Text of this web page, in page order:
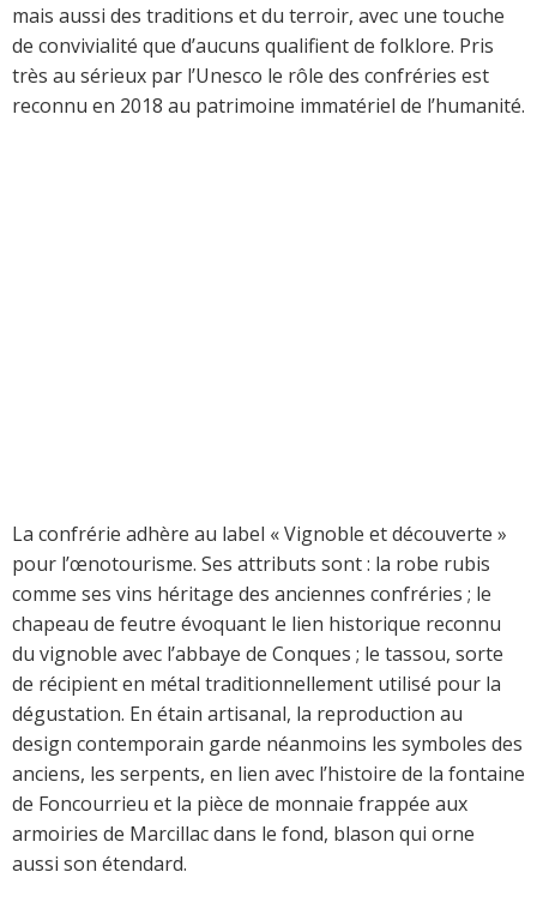
mais aussi des traditions et du terroir, avec une touche
de convivialité que d’aucuns qualifient de folklore. Pris
très au sérieux par l’Unesco le rôle des confréries est
reconnu en 2018 au patrimoine immatériel de l’humanité.
La confrérie adhère au label « Vignoble et découverte »
pour l’œnotourisme. Ses attributs sont : la robe rubis
comme ses vins héritage des anciennes confréries ; le
chapeau de feutre évoquant le lien historique reconnu
du vignoble avec l’abbaye de Conques ; le tassou, sorte
de récipient en métal traditionnellement utilisé pour la
dégustation. En étain artisanal, la reproduction au
design contemporain garde néanmoins les symboles des
anciens, les serpents, en lien avec l’histoire de la fontaine
de Foncourrieu et la pièce de monnaie frappée aux
armoiries de Marcillac dans le fond, blason qui orne
aussi son étendard.